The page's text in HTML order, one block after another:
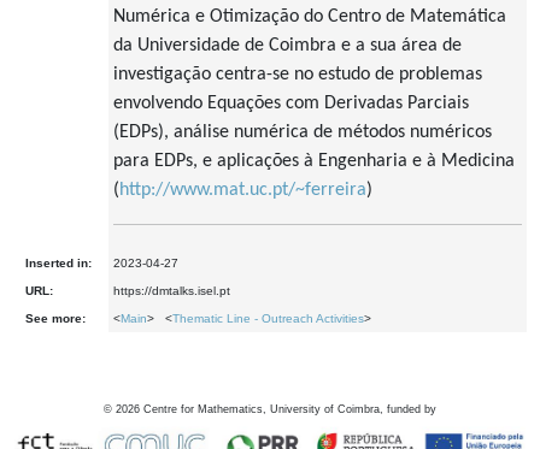
Numérica e Otimização do Centro de Matemática
da Universidade de Coimbra e a sua área de
investigação centra-se no estudo de problemas
envolvendo Equações com Derivadas Parciais
(EDPs), análise numérica de métodos numéricos
para EDPs, e aplicações à Engenharia e à Medicina
(http://www.mat.uc.pt/~ferreira)
Inserted in: 2023-04-27
URL: https://dmtalks.isel.pt
See more: <Main> <Thematic Line - Outreach Activities>
© 2026 Centre for Mathematics, University of Coimbra, funded by